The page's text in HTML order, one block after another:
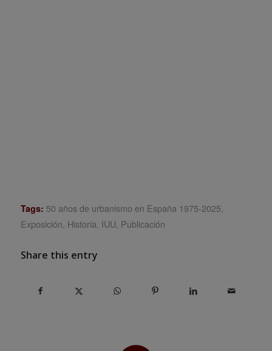
Tags: 50 años de urbanismo en España 1975-2025
Exposición Historia IUU Publicación
Share this entry